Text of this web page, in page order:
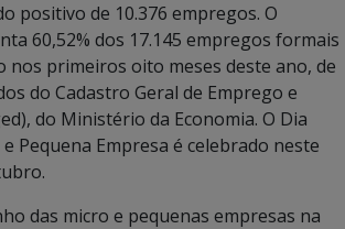
positivo de 10.376 empregos. O
60,52% dos 17.145 empregos formais
nos primeiros oito meses deste ano, de
do Cadastro Geral de Emprego e
do Ministério da Economia. O Dia
Pequena Empresa é celebrado neste
das micro e pequenas empresas na